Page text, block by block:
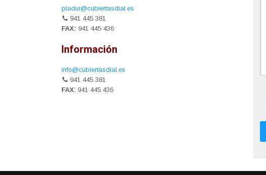
pladur@cubiertasdial.es
941 445 381
FAX: 941 445 436
Información
info@cubiertasdial.es
941 445 381
FAX: 941 445 436